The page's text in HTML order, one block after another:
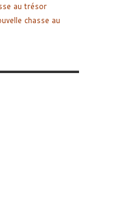
au trésor
chasse au